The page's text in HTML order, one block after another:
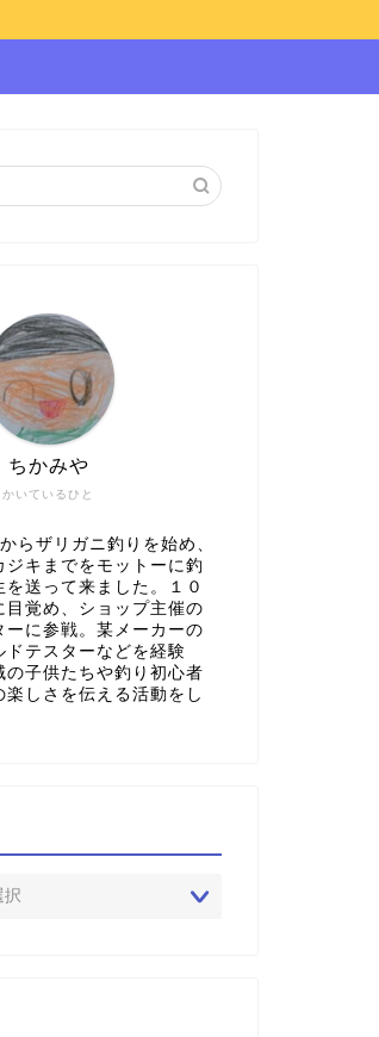
かいているひと
ちかみや
らザリガニ釣りを始め、
ジキまでをモットーに釣
を送って来ました。１０
目覚め、ショップ主催の
ーに参戦。某メーカーの
ドテスターなどを経験
の子供たちや釣り初心者
楽しさを伝える活動をし